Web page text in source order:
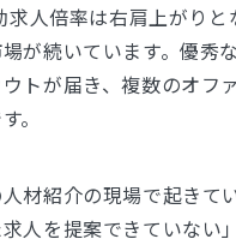
人倍率は右肩上がりと
が続いています。優秀
トが届き、複数のオフ
。
材紹介の現場で起きて
求人を提案できていない